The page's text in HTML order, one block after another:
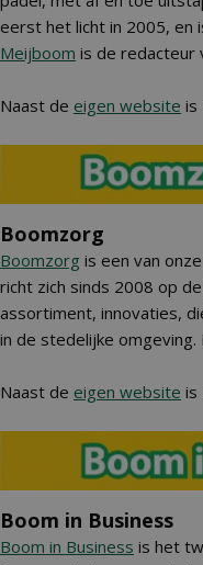
eerst het licht in 2005, en
Meijboom is de redacteur
Naast de eigen website is
Boomzorg
Boomzorg is een van
richt zich sinds 2008 op
assortiment, innovaties,
in de stedelijke
Naast de eigen website is
Boom in Business
Boom in Business is het